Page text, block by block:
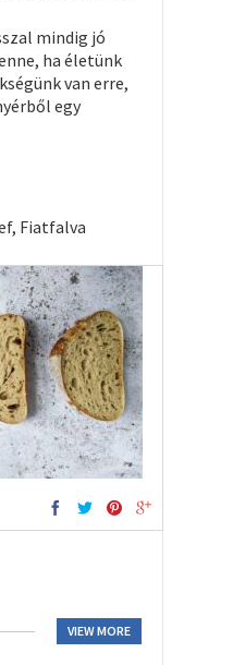
mindig jó
ha életünk
van erre,
egy
Fiatfalva
VIEW MORE